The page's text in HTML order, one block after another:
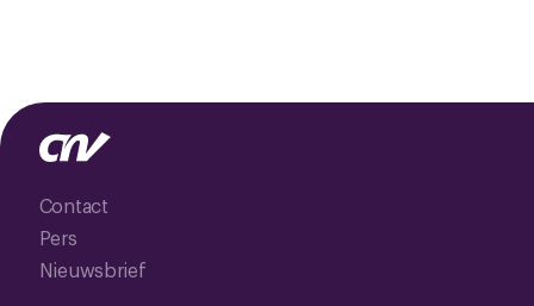
Contact
Pers
Nieuwsbrief